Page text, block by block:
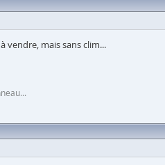
vendre, mais sans clim...